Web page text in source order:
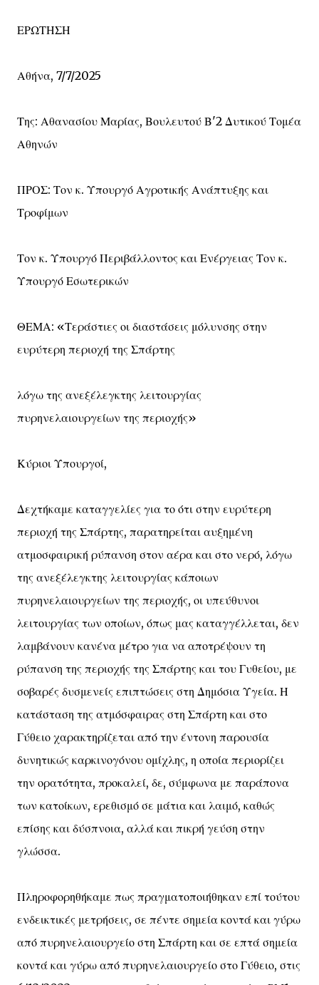
ΕΡΩΤΗΣΗ
Αθήνα, 7/7/2025
Της: Αθανασίου Μαρίας, Βουλευτού Β'2 Δυτικού Τομέα
Αθηνών
ΠΡΟΣ: Τον κ. Υπουργό Αγροτικής Ανάπτυξης και
Τροφίμων
Τον κ. Υπουργό Περιβάλλοντος και Ενέργειας Τον κ.
Υπουργό Εσωτερικών
ΘΕΜΑ: «Τεράστιες οι διαστάσεις μόλυνσης στην
ευρύτερη περιοχή της Σπάρτης
λόγω της ανεξέλεγκτης λειτουργίας
πυρηνελαιουργείων της περιοχής»
Κύριοι Υπουργοί,
Δεχτήκαμε καταγγελίες για το ότι στην ευρύτερη
περιοχή της Σπάρτης, παρατηρείται αυξημένη
ατμοσφαιρική ρύπανση στον αέρα και στο νερό, λόγω
της ανεξέλεγκτης λειτουργίας κάποιων
πυρηνελαιουργείων της περιοχής, οι υπεύθυνοι
λειτουργίας των οποίων, όπως μας καταγγέλλεται, δεν
λαμβάνουν κανένα μέτρο για να αποτρέψουν τη
ρύπανση της περιοχής της Σπάρτης και του Γυθείου, με
σοβαρές δυσμενείς επιπτώσεις στη Δημόσια Υγεία. Η
κατάσταση της ατμόσφαιρας στη Σπάρτη και στο
Γύθειο χαρακτηρίζεται από την έντονη παρουσία
δυνητικώς καρκινογόνου ομίχλης, η οποία περιορίζει
την ορατότητα, προκαλεί, δε, σύμφωνα με παράπονα
των κατοίκων, ερεθισμό σε μάτια και λαιμό, καθώς
επίσης και δύσπνοια, αλλά και πικρή γεύση στην
γλώσσα.
Πληροφορηθήκαμε πως πραγματοποιήθηκαν επί τούτου
ενδεικτικές μετρήσεις, σε πέντε σημεία κοντά και γύρω
από πυρηνελαιουργείο στη Σπάρτη και σε επτά σημεία
κοντά και γύρω από πυρηνελαιουργείο στο Γύθειο, στις